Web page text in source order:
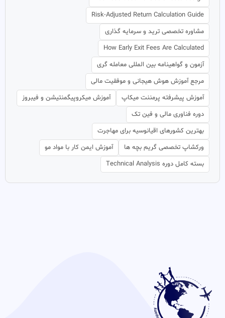
Risk-Adjusted Return Calculation Guide
مشاوره تخصصی ترید و سرمایه گذاری
How Early Exit Fees Are Calculated
آزمون و گواهینامه بین المللی معامله گری
مرجع آموزش هوش هیجانی و موفقیت مالی
آموزش پیشرفته پرمننت میکاپ
آموزش میکروپیگمنتیشن و فیبروز
دوره فناوری مالی و فین تک
بهترین کشورهای اقیانوسیه برای مهاجرت
ورکشاپ تخصصی گریم بچه ها
آموزش ایمن کار با مواد مو
بسته کامل دوره Technical Analysis